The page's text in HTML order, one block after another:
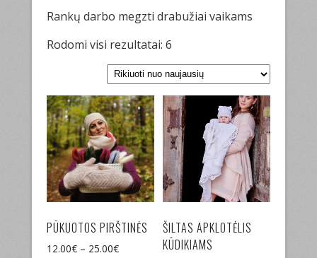
Rankų darbo megzti drabužiai vaikams
Rodomi visi rezultatai: 6
by
latest
PŪKUOTOS PIRŠTINĖS
12.00€ – 25.00€
ŠILTAS APKLOTĖLIS
KŪDIKIAMS